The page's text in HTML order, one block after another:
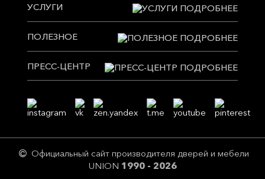
УСЛУГИ
ПОЛЕЗНОЕ
ПРЕСС-ЦЕНТР
Официальный сайт производителя дверей и мебели
UNION 1990 - 2026